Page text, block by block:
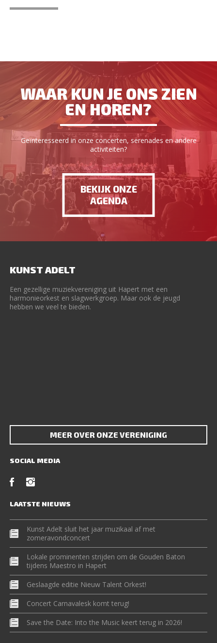
WAAR KUN JE ONS ZIEN
EN HOREN?
Geïnteresseerd in onze concerten, serenades en andere
activiteiten?
BEKIJK ONZE
AGENDA
KUNST ADELT
Een gezellige muziekvereniging uit Hapert met een
harmonieorkest en slagwerkgroep. Maar ook de jeugd
hebben we veel te bieden.
MEER OVER ONZE VERENIGING
SOCIAL MEDIA
LAATSTE NIEUWS
Kunst Adelt sluit het jaar muzikaal af met
zomeravondconcert
Lokale prominenten strijden om de Gouden Baton
tijdens Maestro in Hapert
Geslaagde editie Nieuw Talent Orkest!
Concert Carnavalesk komt terug!
Save the Date: Into the Music keert terug in 2026!